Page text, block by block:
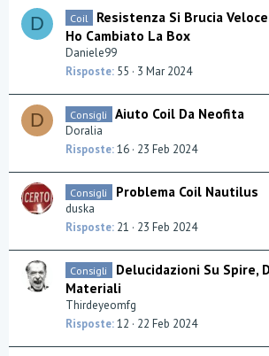
D Coil
Resistenza Si Brucia
Ho Cambiato La Box
Daniele99
Risposte 55 3 Mar 2024
D Consigli Aiuto Coil Da Neofita
Doralia
Risposte 16 23 Feb 2024
Consigli Problema Coil Nautilus
duska
Risposte 21 23 Feb 2024
Consigli
Delucidazioni Su Spire,
Materiali
Thirdeyeomfg
Risposte 12 22 Feb 2024